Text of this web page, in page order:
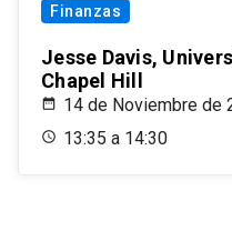
Finanzas
Jesse Davis,
Chapel Hill
14 de Noviembre de
13:35 a 14:30